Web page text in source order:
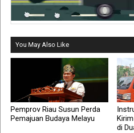
You May Also Like
Pemprov Riau Susun Perda
Pemajuan Budaya Melayu
di